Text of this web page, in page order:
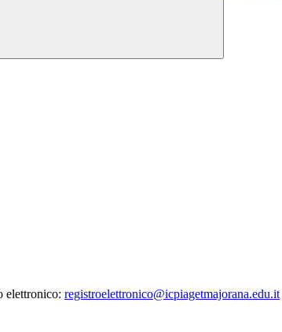
elettronico: registroelettronico@icpiagetmajorana.edu.it